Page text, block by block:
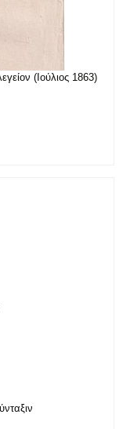
(Ιούλιος 1863)